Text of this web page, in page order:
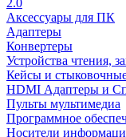
2.0
Аксессуары для ПК
Адаптеры
Конвертеры
Устройства чтения,
Кейсы и
HDMI Адаптеры и
Пульты мультимедиа
Программное
Носители